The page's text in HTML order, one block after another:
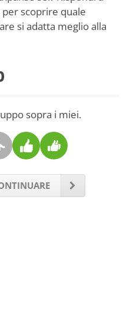
scoprire quale
si adatta meglio alla
sopra i miei.